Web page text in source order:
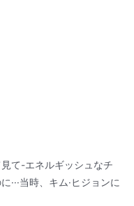
て-エネルギッシュなチ
当時、キム·ヒジョンに